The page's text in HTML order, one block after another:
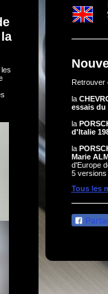
Retrouver
la
essais du
la
d'Italie
la
Marie
d'Europe
5 versions
Tous les